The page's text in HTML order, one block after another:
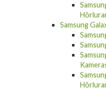
Samsung